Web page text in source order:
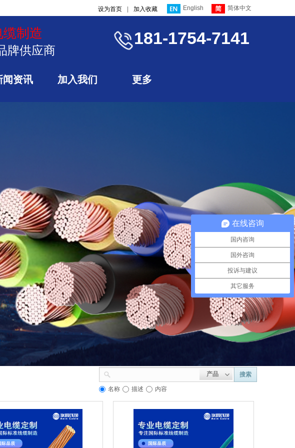
设为首页 加入收藏 English 简体中文
制造
牌供应商
181-1754-7141
闻资讯 加入我们 更多
埃因​​​
撕裂性强
的
产品 搜索
名称 描述 内容
在线咨询
国内咨询
国外咨询
投诉与建议
其它服务